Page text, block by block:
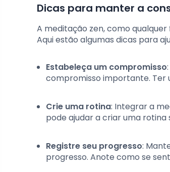
Dicas para manter a
A meditação zen, como
Aqui estão algumas dicas para
Estabeleça um compromisso
compromisso importante. Ter
Crie uma rotina: Integrar a
pode ajudar a criar uma rotina
Registre seu progresso:
progresso. Anote como se